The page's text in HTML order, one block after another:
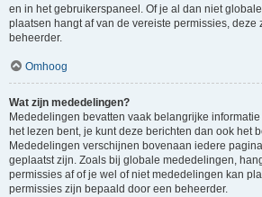
en in het gebruikerspaneel. Of je al dan niet
plaatsen hangt af van de vereiste permissies, deze
beheerder.
Omhoog
Wat zijn mededelingen?
Mededelingen bevatten vaak belangrijke
het lezen bent, je kunt deze berichten dan ook het
Mededelingen verschijnen bovenaan iedere
geplaatst zijn. Zoals bij globale mededelingen,
permissies af of je wel of niet mededelingen kan
permissies zijn bepaald door een beheerder.